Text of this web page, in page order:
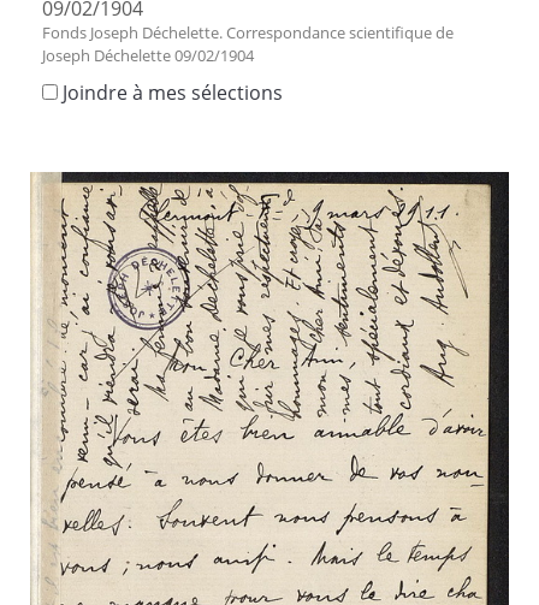
09/02/1904
Fonds Joseph Déchelette. Correspondance scientifique de
Joseph Déchelette 09/02/1904
Joindre à mes sélections